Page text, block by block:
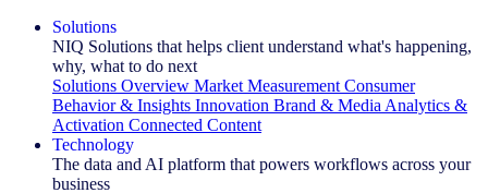
Solutions
NIQ Solutions that helps client understand what's happening,
why, what to do next
Solutions Overview Market Measurement Consumer
Behavior & Insights Innovation Brand & Media Analytics &
Activation Connected Content
Technology
The data and AI platform that powers workflows across your
business